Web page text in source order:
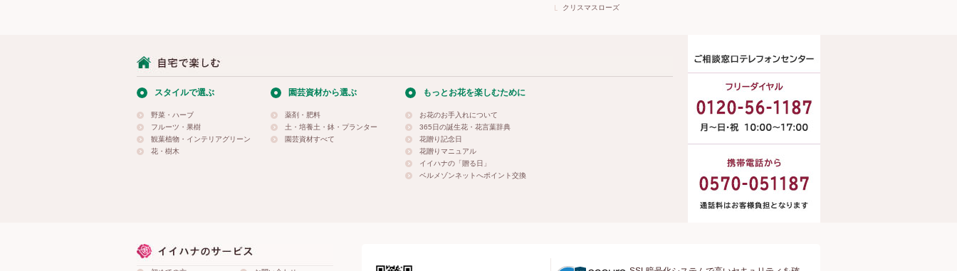
クリスマスローズ
スタイルで選ぶ
野菜・ハーブ
フルーツ・果樹
観葉植物・インテリアグリーン
花・樹木
園芸資材から選ぶ
薬剤・肥料
土・培養土・鉢・プランター
園芸資材すべて
もっとお花を楽しむために
お花のお手入れについて
365日の誕生花・花言葉辞典
花贈り記念日
花贈りマニュアル
イイハナの「贈る日」
ベルメゾンネットへポイント交換